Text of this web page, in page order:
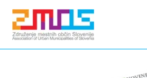
content
Preskoči
vsebino